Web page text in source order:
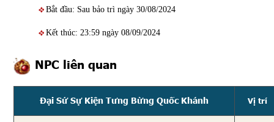
Bắt đầu: Sau bảo trì ngày 30/08/2024
Kết thúc: 23:59 ngày 08/09/2024
NPC liên quan
Đại Sứ Sự Kiện Tưng Bừng Quốc Khánh Vị trí